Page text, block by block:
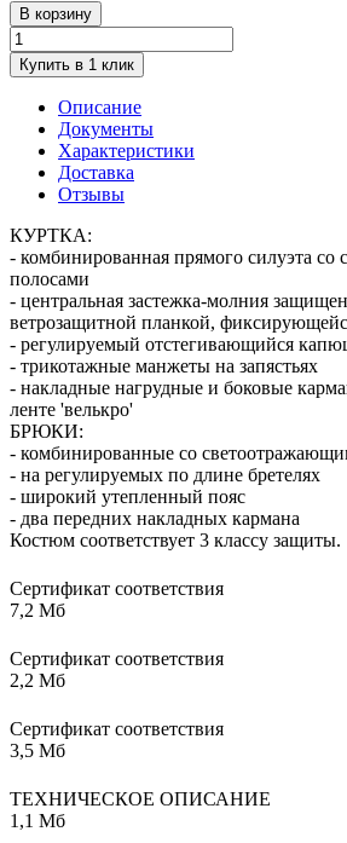
В корзину
Купить в 1 клик
Описание
Документы
Характеристики
Доставка
Отзывы
КУРТКА:
- комбинированная прямого силуэта
полосами
- центральная застежка-молния
ветрозащитной планкой,
- регулируемый отстегивающийся
- трикотажные манжеты на запястьях
- накладные нагрудные и боковые
ленте 'велькро'
БРЮКИ:
- комбинированные со
- на регулируемых по длине бретелях
- широкий утепленный пояс
- два передних накладных кармана
Костюм соответствует 3 классу защиты.
Сертификат соответствия
7,2 Мб
Сертификат соответствия
2,2 Мб
Сертификат соответствия
3,5 Мб
ТЕХНИЧЕСКОЕ ОПИСАНИЕ
1,1 Мб